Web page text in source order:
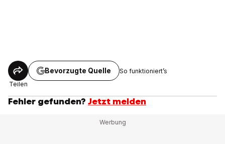
Teilen
Bevorzugte Quelle So funktioniert’s
Fehler gefunden? Jetzt melden